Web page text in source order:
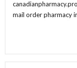
canadianpharmacy.pro
mail order pharmacy